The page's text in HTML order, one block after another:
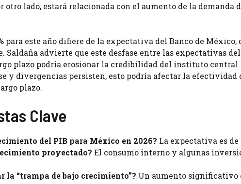
otro lado, estará relacionada con el aumento de la demanda
para este año difiere de la expectativa del Banco de México,
Saldaña advierte que este desfase entre las expectativas
plazo podría erosionar la credibilidad del instituto central.
y divergencias persisten, esto podría afectar la efectividad
plazo.
Clave
del PIB para México en 2026? La expectativa es de
proyectado? El consumo interno y algunas
la “trampa de bajo crecimiento”? Un aumento significativo